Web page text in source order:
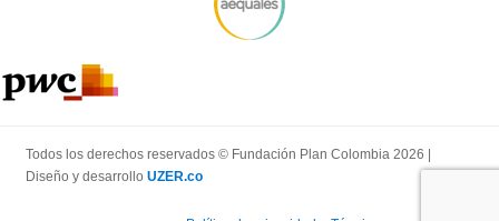
Todos los derechos reservados © Fundación Plan Colombia 2026 |
Diseño y desarrollo UZER.co